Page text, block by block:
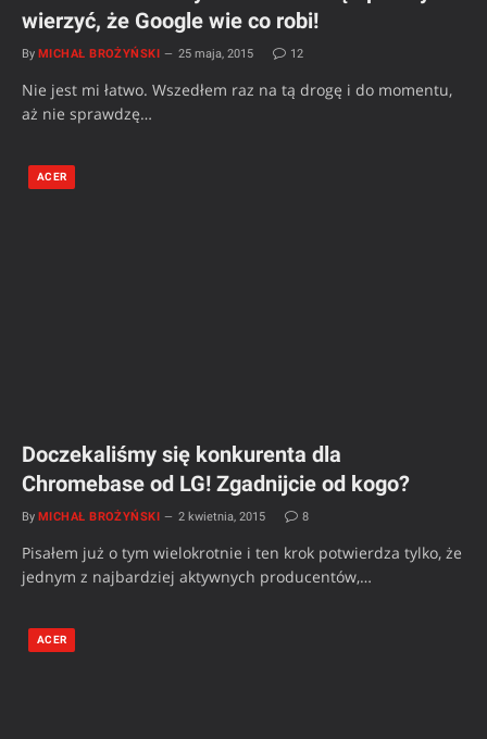
wierzyć, że Google wie co robi!
By MICHAŁ BROŻYŃSKI 25 maja, 2015 12
Nie jest mi łatwo. Wszedłem raz na tą drogę i do momentu,
aż nie sprawdzę…
ACER
Doczekaliśmy się konkurenta dla
Chromebase od LG! Zgadnijcie od kogo?
By MICHAŁ BROŻYŃSKI 2 kwietnia, 2015 8
Pisałem już o tym wielokrotnie i ten krok potwierdza tylko, że
jednym z najbardziej aktywnych producentów,…
ACER